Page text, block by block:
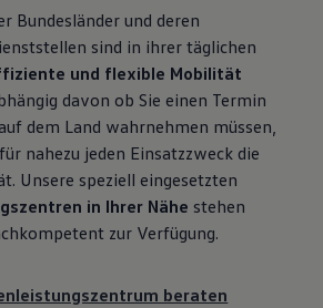
Bundesländer und deren
sind in ihrer täglichen
und flexible Mobilität
davon ob Sie einen Termin
dem Land wahrnehmen müssen,
nahezu jeden Einsatzzweck die
Unsere speziell eingesetzten
in Ihrer Nähe stehen
zur Verfügung.
beraten